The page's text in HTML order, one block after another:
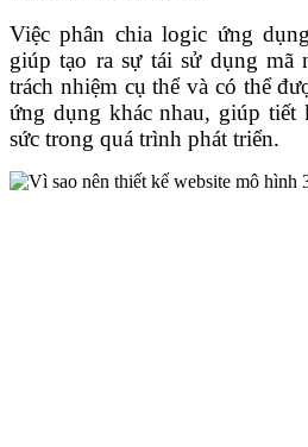
Việc phân chia logic ứng
giúp tạo ra sự tái sử dụng mã
trách nhiệm cụ thể và có thể
ứng dụng khác nhau, giúp tiết
sức trong quá trình phát triển.